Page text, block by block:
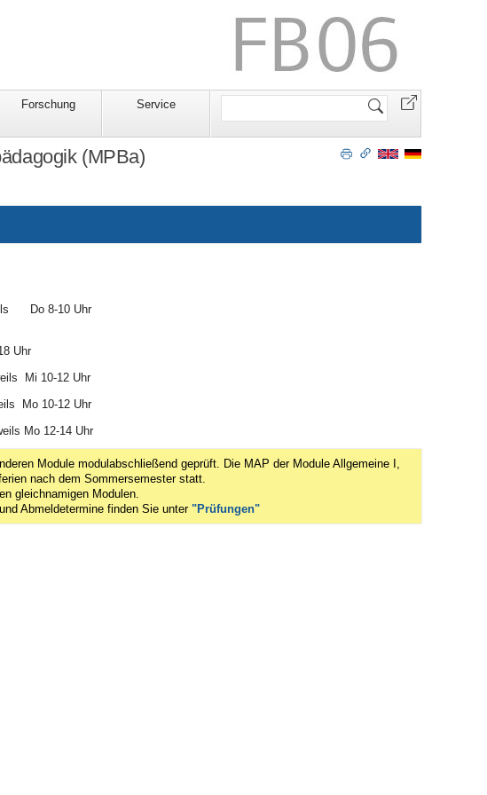
Forschung Service
Website
(MPBa)
Do 8-10 Uhr
Mi 10-12 Uhr
Mo 10-12 Uhr
Mo 12-14 Uhr
Module modulabschließend geprüft. Die MAP der Module Allgemeine I,
nach dem Sommersemester statt.
gleichnamigen Modulen.
Abmeldetermine finden Sie unter"Prüfungen"